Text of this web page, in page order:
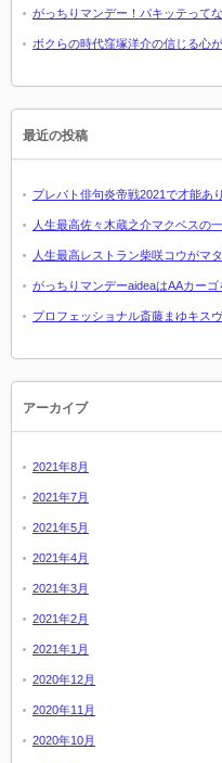
がっちりマンデー！パキッテって
ボクらの時代窪塚洋介の信じる心
最近の投稿
プレバト俳句炎帝戦2021で才能あ
人生最高佐々木蔵之介マクベスの
人生最高レストラン柴咲コウがマ
がっちりマンデーaideaはAAカー
プロフェッショナル斎藤まゆキス
アーカイブ
2021年8月
2021年7月
2021年5月
2021年4月
2021年3月
2021年2月
2021年1月
2020年12月
2020年11月
2020年10月